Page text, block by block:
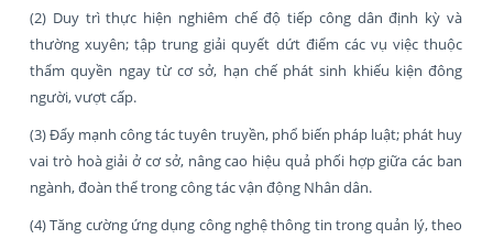
(2) Duy trì thực hiện nghiêm chế độ tiếp công dân định kỳ và
thường xuyên; tập trung giải quyết dứt điểm các vụ việc thuộc
thẩm quyền ngay từ cơ sở, hạn chế phát sinh khiếu kiện đông
người, vượt cấp.
(3) Đẩy mạnh công tác tuyên truyền, phổ biến pháp luật; phát huy
vai trò hoà giải ở cơ sở, nâng cao hiệu quả phối hợp giữa các ban
ngành, đoàn thể trong công tác vận động Nhân dân.
(4) Tăng cường ứng dụng công nghệ thông tin trong quản lý, theo